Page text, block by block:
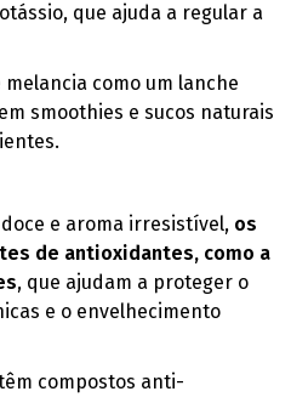
que ajuda a regular a
como um lanche
smoothies e sucos naturais
e aroma irresistível, os
de antioxidantes, como a
, que ajudam a proteger o
e o envelhecimento
compostos anti-